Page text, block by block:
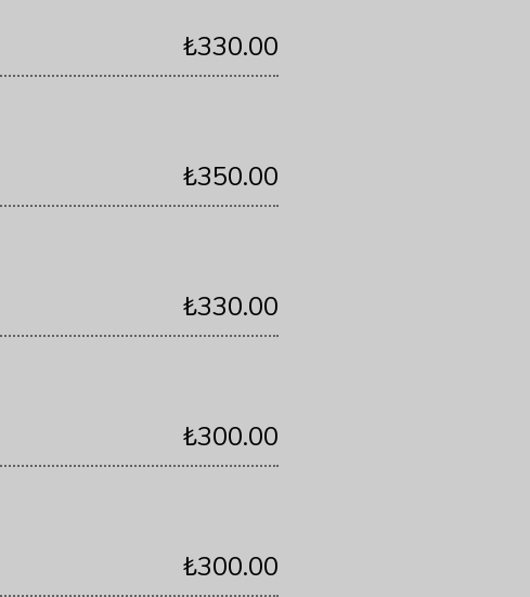
₺330.00
₺350.00
₺330.00
₺300.00
₺300.00